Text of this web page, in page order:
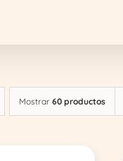
Mostrar 60 productos